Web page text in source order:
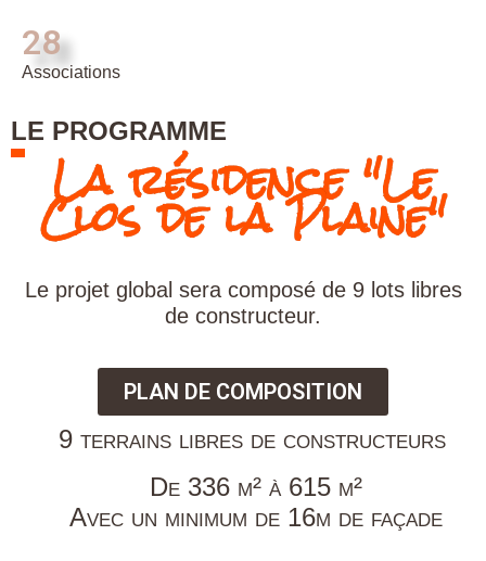
28
Associations
LE PROGRAMME
La résidence "Le
Clos de la Plaine"
Le projet global sera composé de 9 lots libres
de constructeur.
PLAN DE COMPOSITION
9 terrains libres de constructeurs
De 336 m² à 615 m²
Avec un minimum de 16m de façade